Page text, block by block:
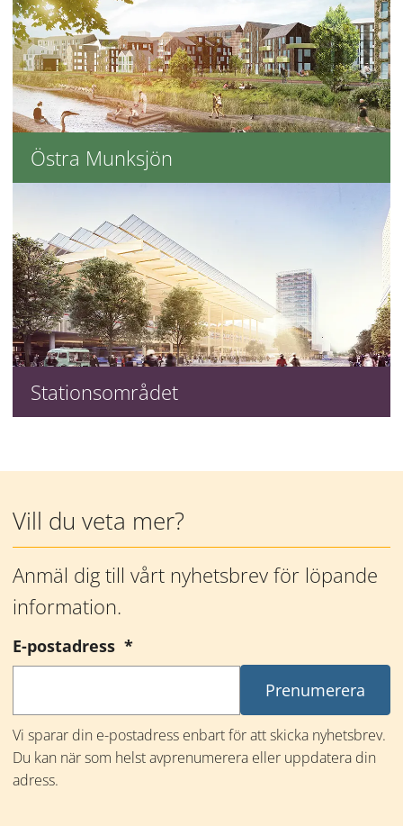
Östra Munksjön
Stationsområdet
Vill du veta mer?
Anmäl dig till vårt nyhetsbrev för löpande
information.
E-postadress *(obligatorisk)
Vi sparar din e-postadress enbart för att skicka nyhetsbrev.
Du kan när som helst avprenumerera eller uppdatera din
adress.